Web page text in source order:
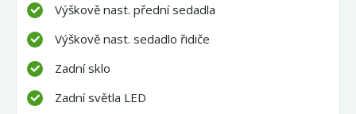
Výškově nast. přední sedadla
Výškově nast. sedadlo řidiče
Zadní sklo
Zadní světla LED